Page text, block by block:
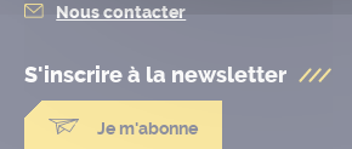
Nous contacter
S'inscrire à la newsletter
Je m'abonne